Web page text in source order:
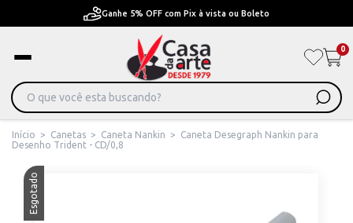
Ganhe 5% OFF com Pix à vista ou Boleto
0
Início > Canetas > Caneta Nankin >
Caneta Desegraph Nankin para
Desenho Trident - CD/0,8
Esgotado